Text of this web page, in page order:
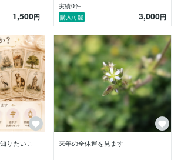
りに寄り添いながら、
します。
（大切にお読みください）
伝えします。
められる方のみご依頼ください。
は“返し”が来ることがあります。
しますが、リスクをご理解ください。
法使いではありません。
保証」するものではないことをご理解
控えください。
1,500円
実績0件
購入可能
3,000円
りたいこ
来年の全体運を見ます